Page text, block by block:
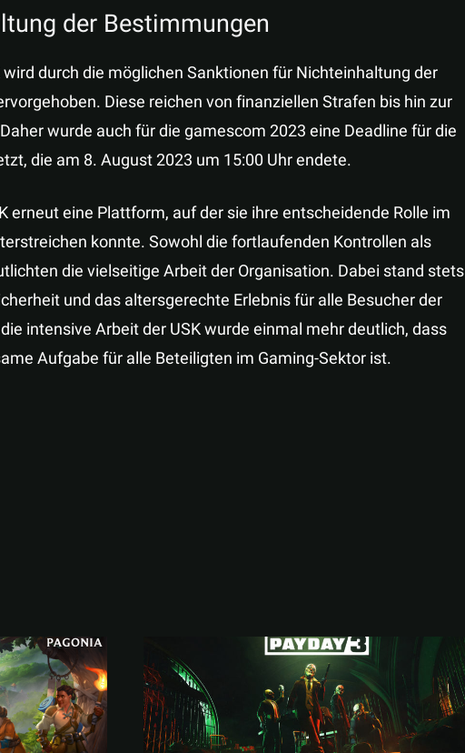
der Bestimmungen
durch die möglichen Sanktionen für Nichteinhaltung der
Diese reichen von finanziellen Strafen bis hin zur
wurde auch für die gamescom 2023 eine Deadline für die
die am 8. August 2023 um 15:00 Uhr endete.
erneut eine Plattform, auf der sie ihre entscheidende Rolle im
konnte. Sowohl die fortlaufenden Kontrollen als
die vielseitige Arbeit der Organisation. Dabei stand stets
und das altersgerechte Erlebnis für alle Besucher der
intensive Arbeit der USK wurde einmal mehr deutlich, dass
Aufgabe für alle Beteiligten im Gaming-Sektor ist.